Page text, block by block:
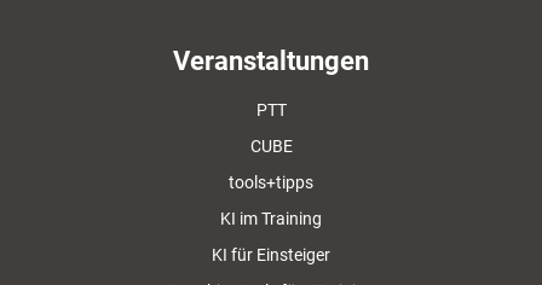
Veranstaltungen
PTT
CUBE
tools+tipps
KI im Training
KI für Einsteiger